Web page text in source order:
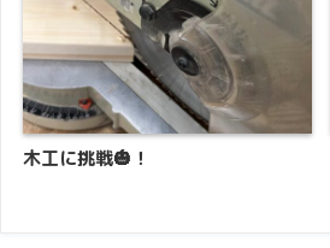
木工に挑戦🎃！